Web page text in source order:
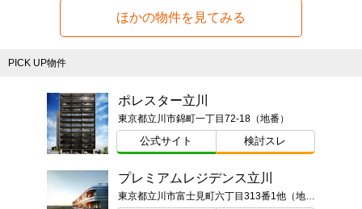
ほかの物件を見てみる
PICK UP物件
ポレスター立川
東京都立川市錦町一丁目72-18（地番）
公式サイト 検討スレ
プレミアムレジデンス立川
東京都立川市富士見町六丁目313番1他（地番）